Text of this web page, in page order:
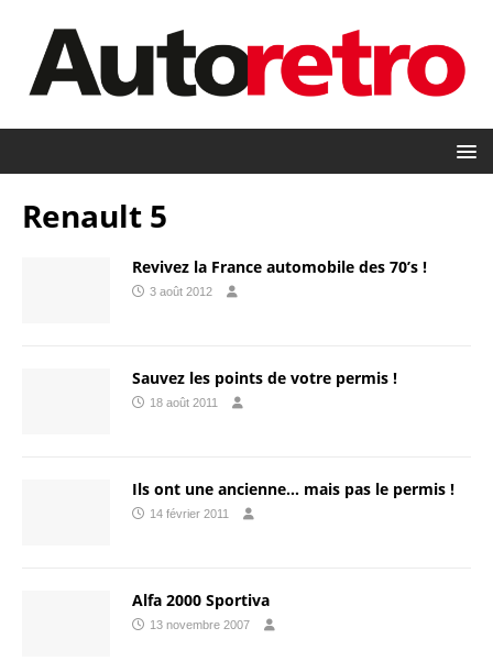
Renault 5
Revivez la France automobile des 70’s !
3 août 2012
Sauvez les points de votre permis !
18 août 2011
Ils ont une ancienne… mais pas le permis !
14 février 2011
Alfa 2000 Sportiva
13 novembre 2007